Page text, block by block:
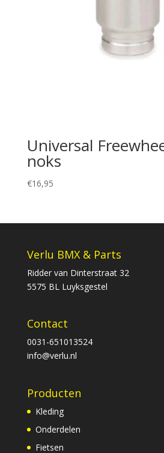
Universal
noks
€16,95
Verlu BMX & Parts
Ridder van Dinterstraat 32
5575 BL Luyksgestel
Contact
0031-651013524
info@verlu.nl
Producten
Kleding
Onderdelen
Fietsen